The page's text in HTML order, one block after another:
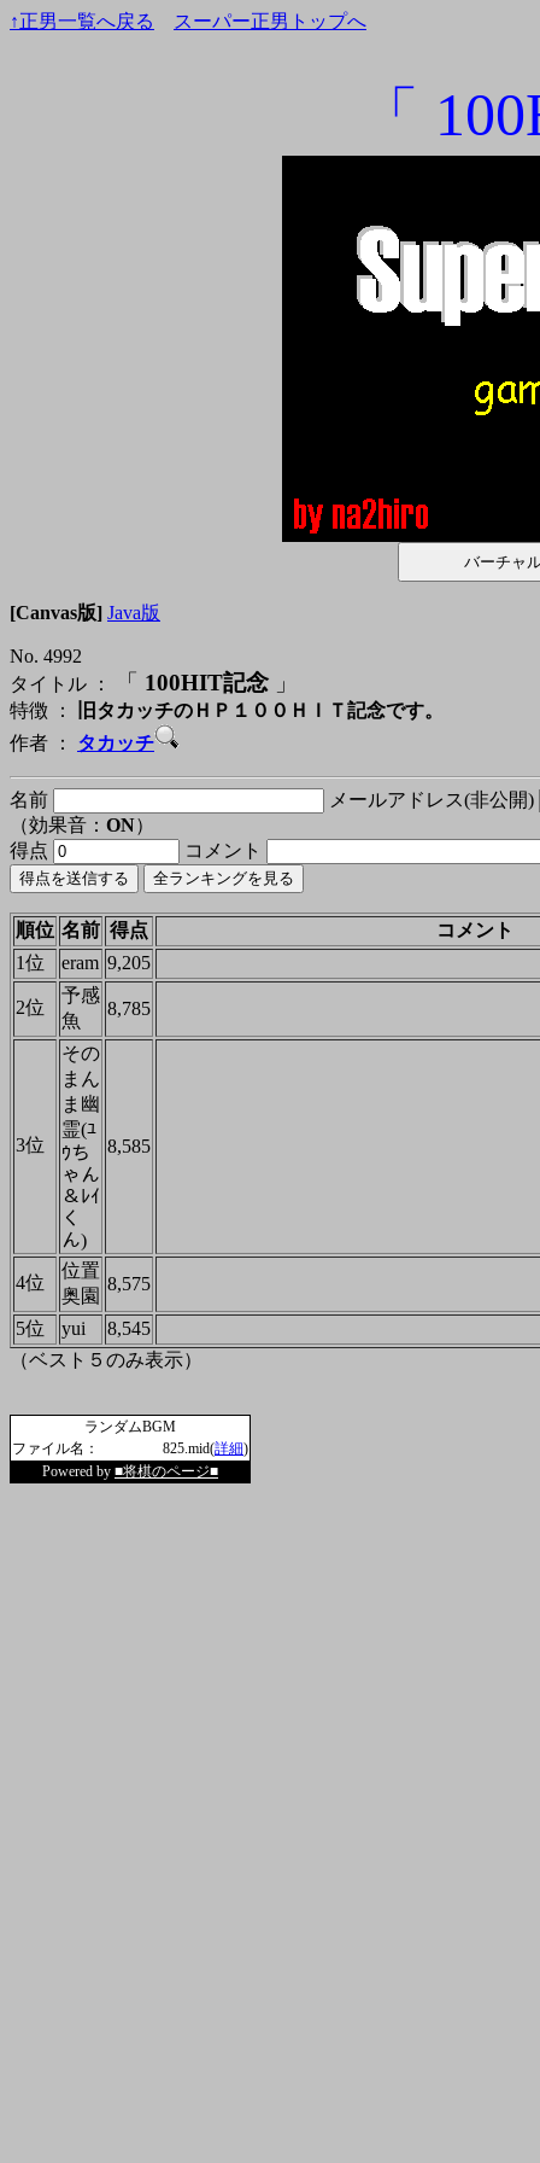
↑正男一覧へ戻る スーパー正男トップへ
「
[Canvas版] Java版
No. 4992
タイトル ：
「 100HIT記念 」
特徴 ：
旧タカッチのＨＰ１００ＨＩＴ記念です。
作者 ： タカッチ
名前
メールアドレス(非公開)
（効果音： ON）
得点
コメント
順位 名前 得点
コメント
1位
eram 9,205
2位
予感
魚
8,785
3位
その
まん
ま幽
霊(ﾕ
ｳち
ゃん
＆ﾚｲ
く
ん)
8,585
4位
位置
奥園
8,575
5位 yui
8,545
（ベスト５のみ表示）
ランダムBGM
ファイル名：
825.mid(詳細)
Powered by ■将棋のページ■